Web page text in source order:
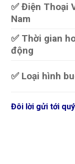
✅ Điện Thoại
Nam
✅ Thời gian
động
✅ Loại hình
Đôi lời gửi tới